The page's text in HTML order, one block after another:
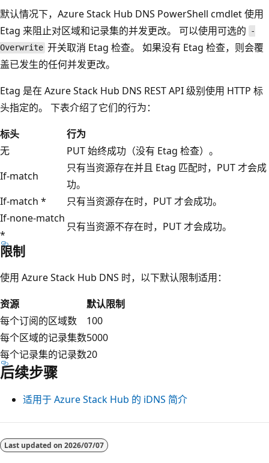
默认情况下，Azure Stack Hub DNS PowerShell cmdlet 使用
Etag 来阻止对区域和记录集的并发更改。 可以使用可选的
-
Overwrite 开关取消 Etag 检查。 如果没有 Etag 检查，则会覆
盖已发生的任何并发更改。
Etag 是在 Azure Stack Hub DNS REST API 级别使用 HTTP 标
头指定的。 下表介绍了它们的行为：
标头
行为
无
PUT 始终成功（没有 Etag 检查）。
If-match
只有当资源存在并且 Etag 匹配时，PUT 才会成
功。
If-match *
只有当资源存在时，PUT 才会成功。
If-none-match
*
只有当资源不存在时，PUT 才会成功。
限制
使用 Azure Stack Hub DNS 时，以下默认限制适用：
资源
默认限制
每个订阅的区域数
100
每个区域的记录集数5000
每个记录集的记录数20
后续步骤
适用于 Azure Stack Hub 的 iDNS 简介
Last updated on 2026/07/07